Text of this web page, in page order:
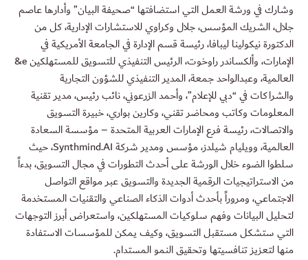
وشارك في ورشة العمل التي استضافتها “صحيفة البيان” وأدارها عاصم
جلال، الشريك المؤسس، جلال وكراوي للاستشارات الإدارية، كل من
الدكتورة نيكولينا ليبافا، رئيسة قسم الإدارة في الجامعة الأمريكية في
الإمارات، وألكساندر راوخوت، الرئيس التنفيذي للتسويق للمستهلكين e&
العالمية، وعبدالواحد جمعة، المدير التنفيذي للشؤون التجارية
والشراكات في “دبي للإعلام”، وأحمد الزرعوني، نائب رئيس، مدير تقنية
المعلومات وكاتب ومحاضر تقني، وكارين بواري، خبيرة التسويق
والاتصالات، رئيسة فرع الإمارات العربية المتحدة – مؤسسة السعادة
العالمية، وويليام شيلدز، مؤسس ومدير شركة Synthmind.AI، حيث
سلطوا الضوء خلال الورشة على أحدث التطورات في مجال التسويق، بدءاً
من الاستراتيجيات الرقمية الجديدة والتسويق عبر مواقع التواصل
الاجتماعي، ومروراً بأحدث أدوات الذكاء الصناعي والتقنيات المستخدمة
لتحليل البيانات وفهم سلوكيات المستهلكين، واستعراض أبرز التوجهات
التي ستشكل مستقبل التسويق، وكيف يمكن للمؤسسات الاستفادة
منها لتعزيز تنافسيتها وتحقيق النمو المستدام.